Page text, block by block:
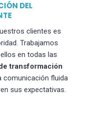
DEL
clientes es
Trabajamos
en todas las
transformación
comunicación fluida
sus expectativas.